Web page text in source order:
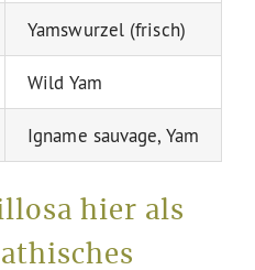
Yamswurzel (frisch)
Wild Yam
Igname sauvage, Yam
hier als